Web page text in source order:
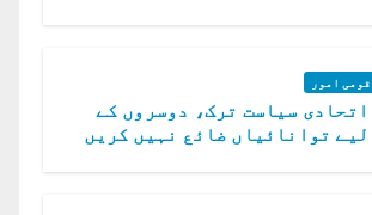
قومی امور
اتحادی سیاست ترک، دوسروں کے
لیے توانائیاں ضائع نہیں کریں